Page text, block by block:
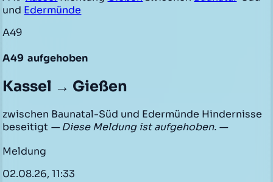
und Edermünde
A49
A49 aufgehoben
Kassel → Gießen
zwischen Baunatal-Süd und Edermünde Hindernisse
beseitigt — Diese Meldung ist aufgehoben. —
Meldung
02.08.26, 11:33